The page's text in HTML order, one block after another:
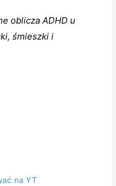
oblicza ADHD u
śmieszki i
na YT